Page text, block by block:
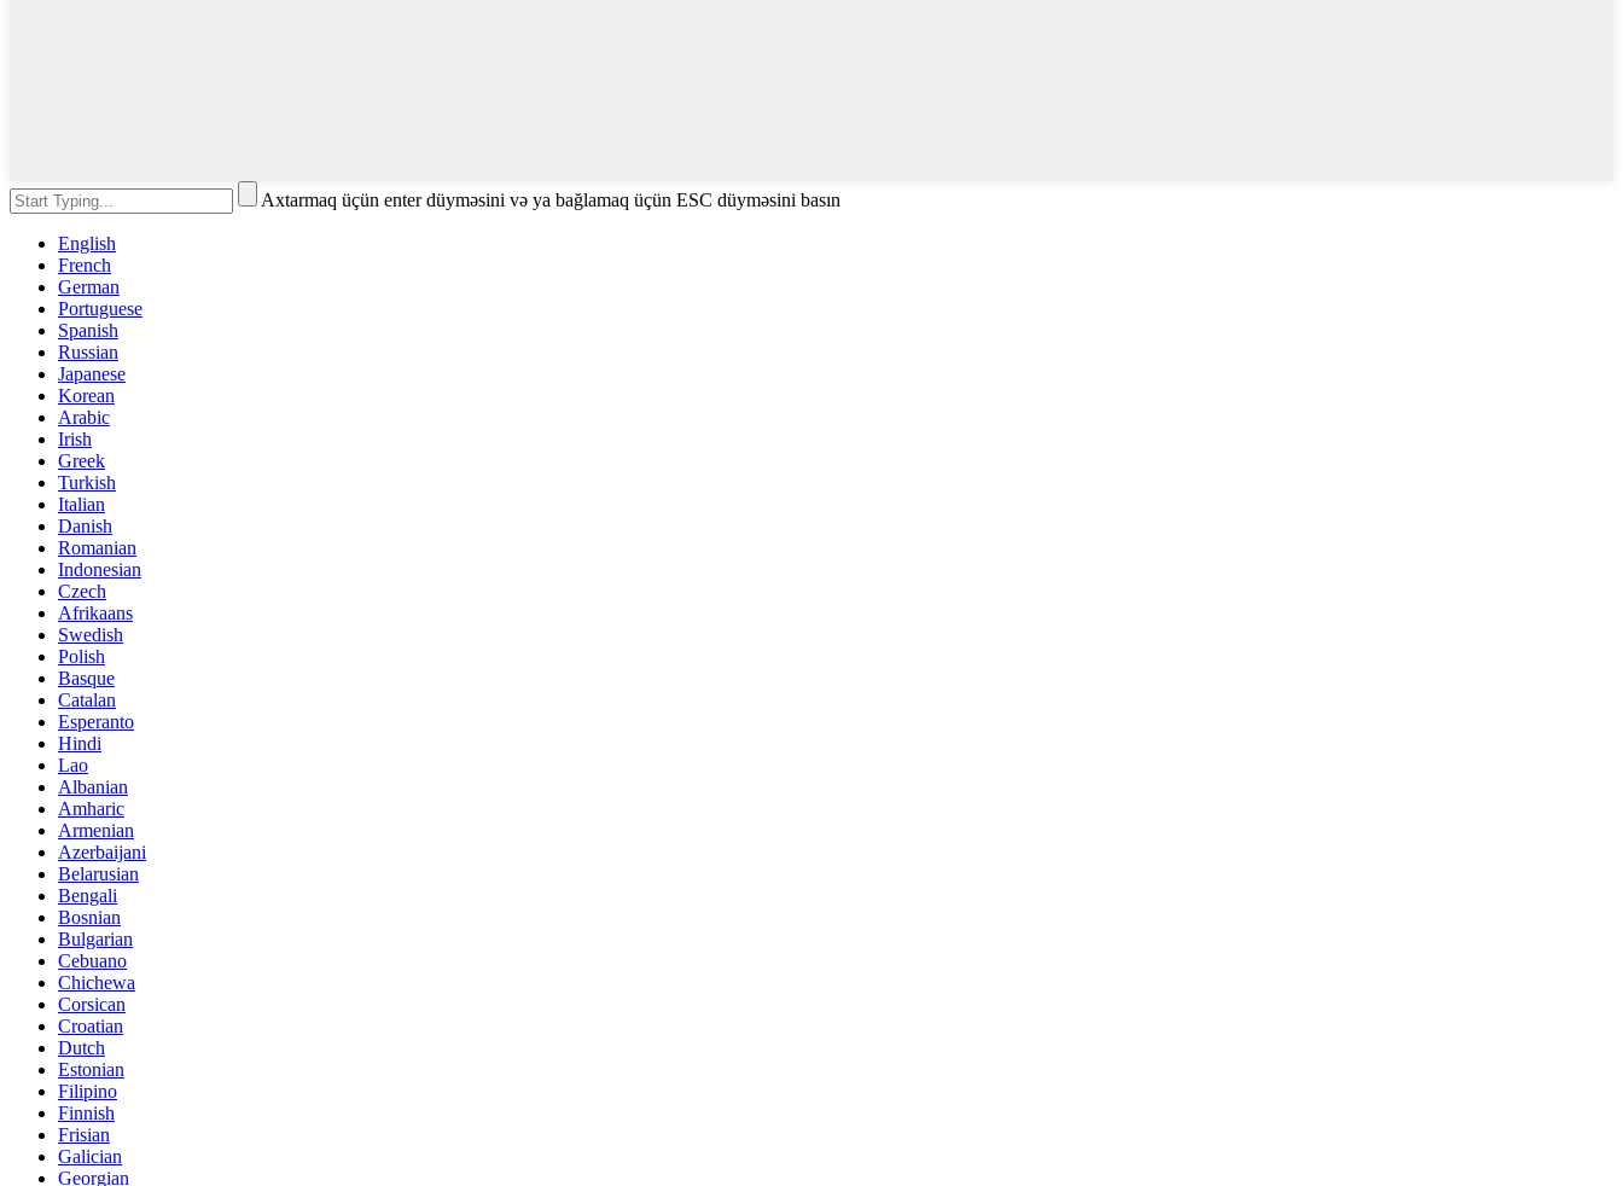
Axtarmaq üçün enter düyməsini və ya bağlamaq üçün ESC düyməsini basın
English
French
German
Portuguese
Spanish
Russian
Japanese
Korean
Arabic
Irish
Greek
Turkish
Italian
Danish
Romanian
Indonesian
Czech
Afrikaans
Swedish
Polish
Basque
Catalan
Esperanto
Hindi
Lao
Albanian
Amharic
Armenian
Azerbaijani
Belarusian
Bengali
Bosnian
Bulgarian
Cebuano
Chichewa
Corsican
Croatian
Dutch
Estonian
Filipino
Finnish
Frisian
Galician
Georgian